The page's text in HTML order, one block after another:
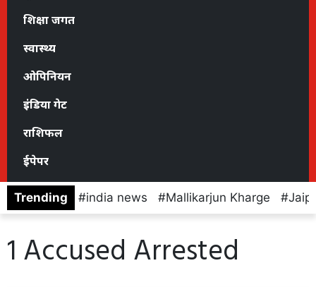
शिक्षा जगत
स्वास्थ्य
ओपिनियन
इंडिया गेट
राशिफल
ईपेपर
Trending india news Mallikarjun Kharge
1 Accused Arrested